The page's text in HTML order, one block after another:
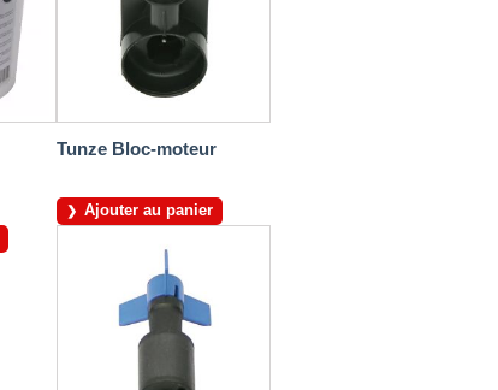
Tunze Bloc-moteur
Ajouter au panier